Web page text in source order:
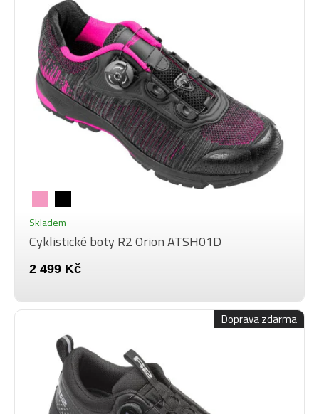
Skladem
Cyklistické boty R2 Orion ATSH01D
2 499 Kč
Doprava zdarma